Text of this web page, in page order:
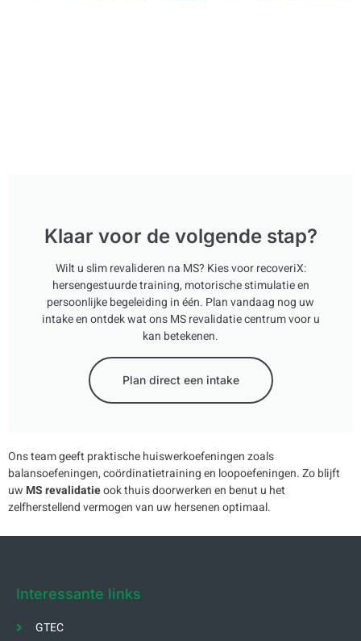
Klaar voor de volgende stap?
Wilt u slim revalideren na MS? Kies voor recoveriX:
hersengestuurde training, motorische stimulatie en
persoonlijke begeleiding in één. Plan vandaag nog uw
intake en ontdek wat ons MS revalidatie centrum voor u
kan betekenen.
Plan direct een intake
Ons team geeft praktische huiswerkoefeningen zoals
balansoefeningen, coördinatietraining en loopoefeningen. Zo blijft
uw MS revalidatieook thuis doorwerken en benut u het
zelfherstellend vermogen van uw hersenen optimaal.
Interessante links
GTEC